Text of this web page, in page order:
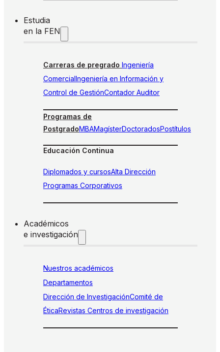
Estudia
en la FEN
Carreras de pregrado Ingeniería
ComercialIngeniería en Información y
Control de GestiónContador Auditor
Programas de
PostgradoMBAMagísterDoctoradosPostítulos
Educación Continua
Diplomados y cursosAlta Dirección
Programas Corporativos
Académicos
e investigación
Nuestros académicos
Departamentos
Dirección de InvestigaciónComité de
ÉticaRevistas Centros de investigación